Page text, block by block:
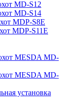
MD-S12
MD-S14
MDP-S8E
MDP-S11E
MESDA MD-
MESDA MD-
установка